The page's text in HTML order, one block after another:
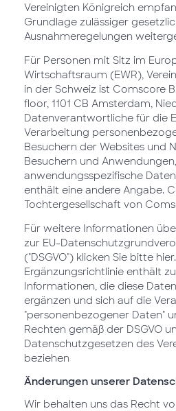
Vereinigten Königreich
Grundlage zulässiger
Ausnahmeregelungen
Für Personen mit Sitz im
Wirtschaftsraum (EWR),
in der Schweiz ist Comscore
floor, 1101 CB Amsterdam,
Datenverantwortliche für die
Verarbeitung
Besuchern der Websites und
Besuchern und
anwendungsspezifische
enthält eine andere Angabe.
Tochtergesellschaft von
Für weitere Informationen
zur EU-
("DSGVO") klicken Sie bitte
Ergänzungsrichtlinie enthält
Informationen, die diese
ergänzen und sich auf die
"personenbezogener Daten"
Rechten gemäß der DSGVO
Datenschutzgesetzen des
beziehen
Änderungen unserer
Wir behalten uns das Recht